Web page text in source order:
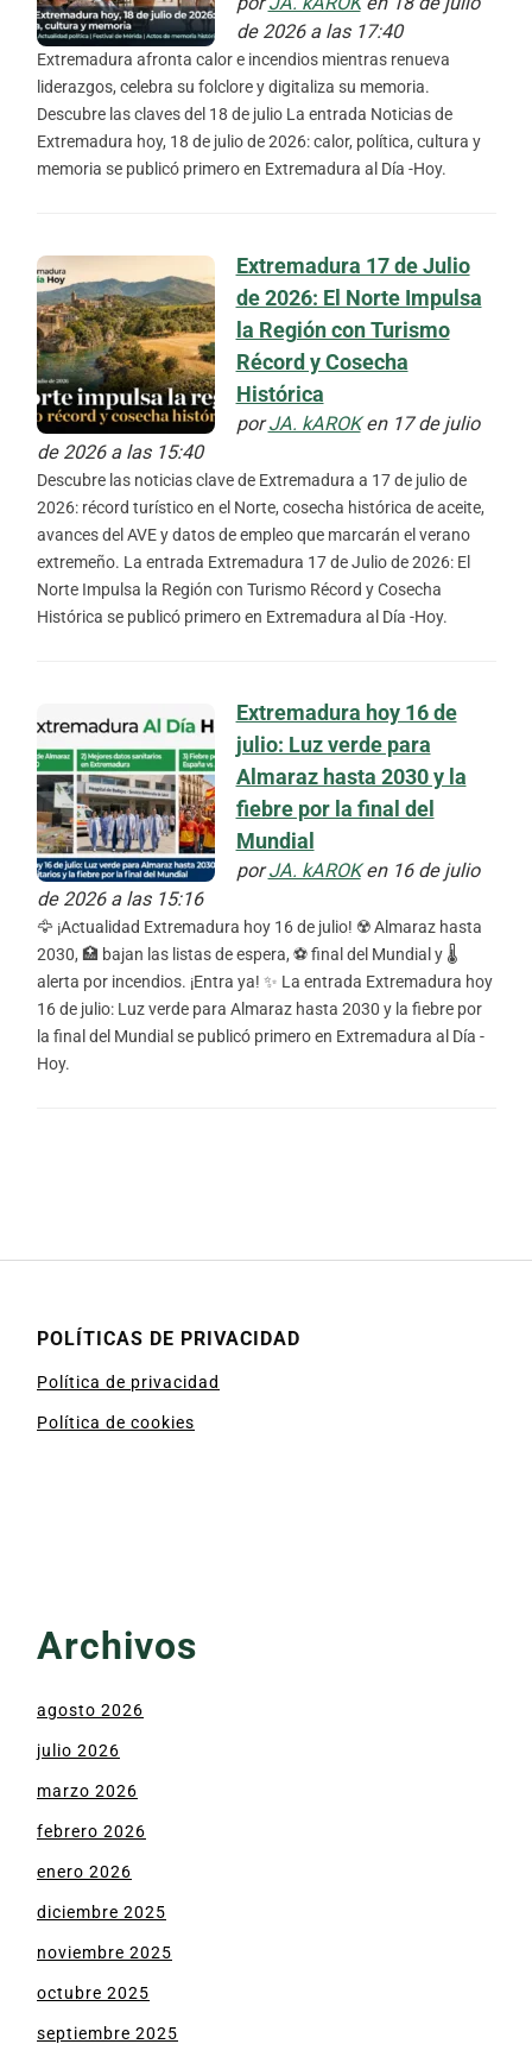
de 2026 a las 17:40
Extremadura afronta calor e incendios mientras renueva
liderazgos, celebra su folclore y digitaliza su memoria.
Descubre las claves del 18 de julio La entrada Noticias de
Extremadura hoy, 18 de julio de 2026: calor, política, cultura y
memoria se publicó primero en Extremadura al Día -Hoy.
Extremadura 17 de Julio
de 2026: El Norte Impulsa
la Región con Turismo
Récord y Cosecha
Histórica
porJA. kAROKen 17 de julio
de 2026 a las 15:40
Descubre las noticias clave de Extremadura a 17 de julio de
2026: récord turístico en el Norte, cosecha histórica de aceite,
avances del AVE y datos de empleo que marcarán el verano
extremeño. La entrada Extremadura 17 de Julio de 2026: El
Norte Impulsa la Región con Turismo Récord y Cosecha
Histórica se publicó primero en Extremadura al Día -Hoy.
Extremadura hoy 16 de
julio: Luz verde para
Almaraz hasta 2030 y la
fiebre por la final del
Mundial
porJA. kAROKen 16 de julio
de 2026 a las 15:16
🦅 ¡Actualidad Extremadura hoy 16 de julio! ☢️ Almaraz hasta
2030, 🏥 bajan las listas de espera, ⚽ final del Mundial y 🌡️
alerta por incendios. ¡Entra ya! ✨ La entrada Extremadura hoy
16 de julio: Luz verde para Almaraz hasta 2030 y la fiebre por
la final del Mundial se publicó primero en Extremadura al Día -
Hoy.
POLÍTICAS DE PRIVACIDAD
Política de privacidad
Política de cookies
Archivos
agosto 2026
julio 2026
marzo 2026
febrero 2026
enero 2026
diciembre 2025
noviembre 2025
octubre 2025
septiembre 2025